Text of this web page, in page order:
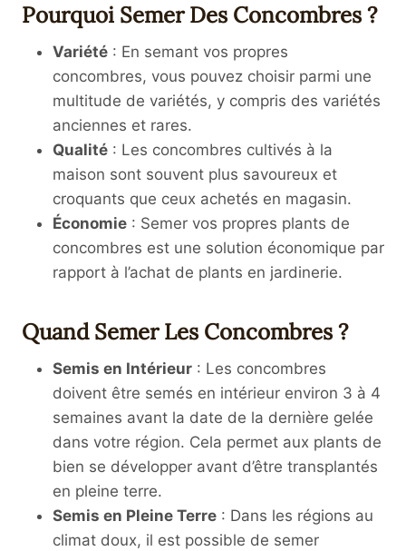
Pourquoi Semer Des Concombres ?
Variété : En semant vos propres
concombres, vous pouvez choisir parmi une
multitude de variétés, y compris des variétés
anciennes et rares.
Qualité : Les concombres cultivés à la
maison sont souvent plus savoureux et
croquants que ceux achetés en magasin.
Économie : Semer vos propres plants de
concombres est une solution économique par
rapport à l’achat de plants en jardinerie.
Quand Semer Les Concombres ?
Semis en Intérieur : Les concombres
doivent être semés en intérieur environ 3 à 4
semaines avant la date de la dernière gelée
dans votre région. Cela permet aux plants de
bien se développer avant d’être transplantés
en pleine terre.
Semis en Pleine Terre : Dans les régions au
climat doux, il est possible de semer